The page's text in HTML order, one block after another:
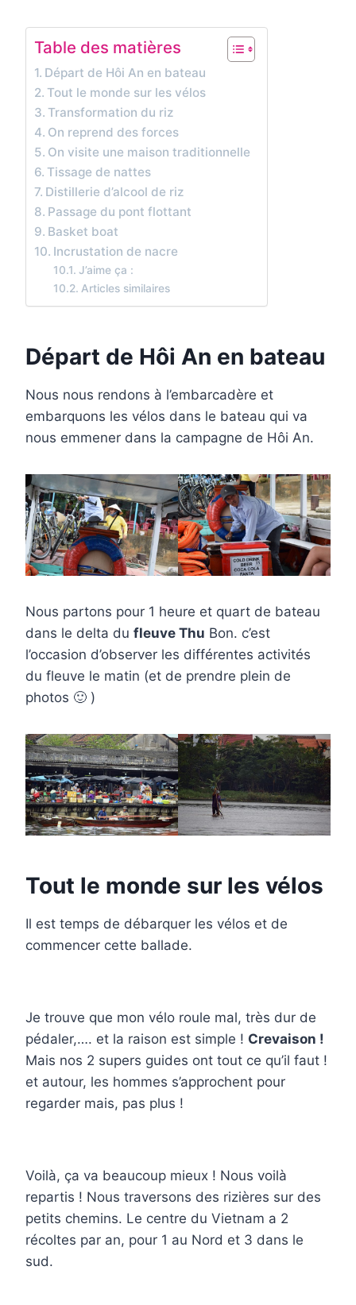
Table des matières
Départ de Hôi An en bateau
Tout le monde sur les vélos
Transformation du riz
On reprend des forces
On visite une maison traditionnelle
Tissage de nattes
Distillerie d’alcool de riz
Passage du pont flottant
Basket boat
Incrustation de nacre
J’aime ça :
Articles similaires
Départ de Hôi An en bateau
Nous nous rendons à l’embarcadère et
embarquons les vélos dans le bateau qui va
nous emmener dans la campagne de Hôi An.
Nous partons pour 1 heure et quart de bateau
dans le delta du fleuve Thu Bon. c’est
l’occasion d’observer les différentes activités
du fleuve le matin (et de prendre plein de
photos 🙂 )
Tout le monde sur les vélos
Il est temps de débarquer les vélos et de
commencer cette ballade.
Je trouve que mon vélo roule mal, très dur de
pédaler,…. et la raison est simple ! Crevaison !
Mais nos 2 supers guides ont tout ce qu’il faut !
et autour, les hommes s’approchent pour
regarder mais, pas plus !
Voilà, ça va beaucoup mieux ! Nous voilà
repartis ! Nous traversons des rizières sur des
petits chemins. Le centre du Vietnam a 2
récoltes par an, pour 1 au Nord et 3 dans le
sud.